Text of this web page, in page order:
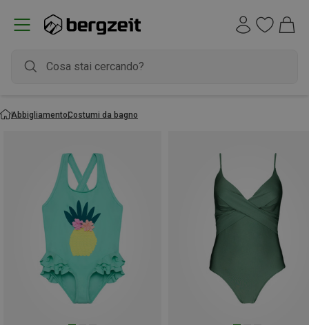
AbbigliamentoCostumi da bagno